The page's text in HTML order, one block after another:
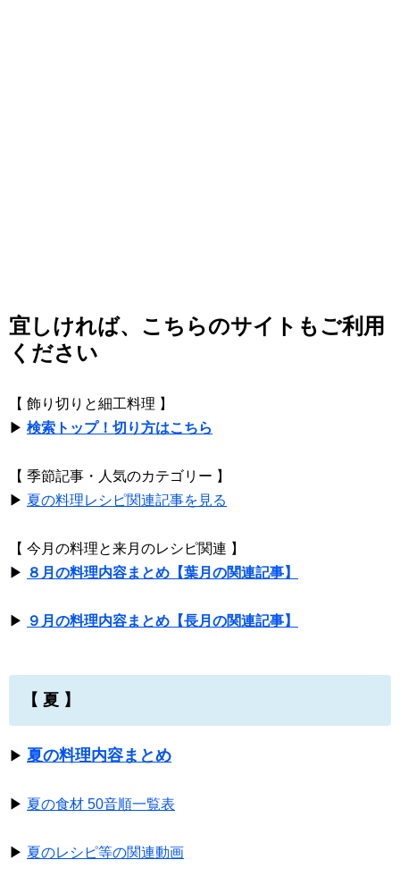
宜しければ、こちらのサイトもご利用
ください
【 飾り切りと細工料理 】
▶ 検索トップ！切り方はこちら
【 季節記事・人気のカテゴリー 】
▶ 夏の料理レシピ関連記事を見る
【 今月の料理と来月のレシピ関連 】
▶ ８月の料理内容まとめ【葉月の関連記事】
▶ ９月の料理内容まとめ【長月の関連記事】
【 夏 】
▶ 夏の料理内容まとめ
▶ 夏の食材 50音順一覧表
▶ 夏のレシピ等の関連動画